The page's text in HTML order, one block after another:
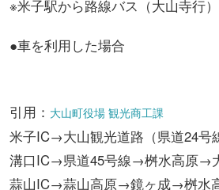
※米子駅から路線バス（大山寺行
●車を利用した場合
引用： 大山町役場 観光商工課
米子IC→大山観光道路（県道24
溝口IC→県道45号線→桝水高原→
蒜山IC→蒜山高原→鏡ヶ成→桝水